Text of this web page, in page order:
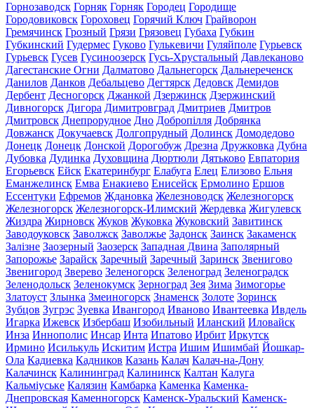
Горнозаводск Горняк Горняк Городец Городище
Городовиковск Гороховец Горячий Ключ Грайворон
Гремячинск Грозный Грязи Грязовец Губаха Губкин
Губкинский Гудермес Гуково Гулькевичи Гуляйполе Гурьевск
Гурьевск Гусев Гусиноозерск Гусь-Хрустальный Давлеканово
Дагестанские Огни Далматово Дальнегорск Дальнереченск
Данилов Данков Дебальцево Дегтярск Дедовск Демидов
Дербент Десногорск Джанкой Дзержинск Дзержинский
Дивногорск Дигора Димитровград Дмитриев Дмитров
Дмитровск Днепрорудное Дно Добропілля Добрянка
Довжанск Докучаевск Долгопрудный Долинск Домодедово
Донецк Донецк Донской Дорогобуж Дрезна Дружковка Дубна
Дубовка Дудинка Духовщина Дюртюли Дятьково Евпатория
Егорьевск Ейск Екатеринбург Елабуга Елец Елизово Ельня
Еманжелинск Емва Енакиево Енисейск Ермолино Ершов
Ессентуки Ефремов Ждановка Железноводск Железногорск
Железногорск Железногорск-Илимский Жердевка Жигулевск
Жиздра Жирновск Жуков Жуковка Жуковский Завитинск
Заводоуковск Заволжск Заволжье Задонск Заинск Закаменск
Залізне Заозерный Заозерск Западная Двина Заполярный
Запорожье Зарайск Заречный Заречный Заринск Звенигово
Звенигород Зверево Зеленогорск Зеленоград Зеленоградск
Зеленодольск Зеленокумск Зерноград Зея Зима Зимогорье
Златоуст Злынка Змеиногорск Знаменск Золоте Зоринск
Зубцов Зугрэс Зуевка Ивангород Иваново Ивантеевка Ивдель
Игарка Ижевск Избербаш Изобильный Иланский Иловайск
Инза Иннополис Инсар Инта Ипатово Ирбит Иркутск
Ирмино Исилькуль Искитим Истра Ишим Ишимбай Йошкар-
Ола Кадиевка Кадников Казань Калач Калач-на-Дону
Калачинск Калининград Калининск Калтан Калуга
Кальміуське Калязин Камбарка Каменка Каменка-
Днепровская Каменногорск Каменск-Уральский Каменск-